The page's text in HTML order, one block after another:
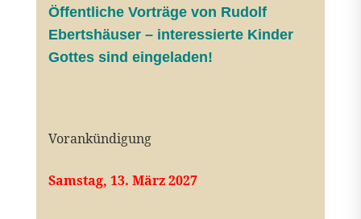
Öffentliche Vorträge von Rudolf
Ebertshäuser – interessierte Kinder
Gottes sind eingeladen!
Vorankündigung
Samstag, 13. März 2027